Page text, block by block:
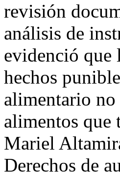
revisión
análisis de
evidenció que
hechos
alimentario
alimentos que
Mariel
Derechos de